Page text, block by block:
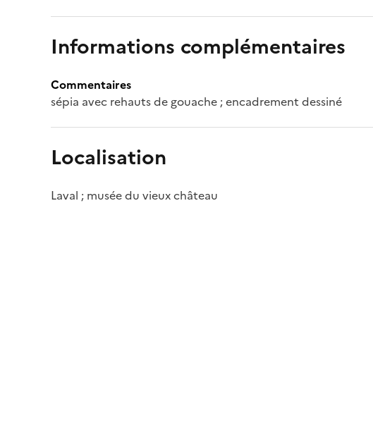
Informations complémentaires
Commentaires
sépia avec rehauts de gouache ; encadrement dessiné
Localisation
Laval ; musée du vieux château